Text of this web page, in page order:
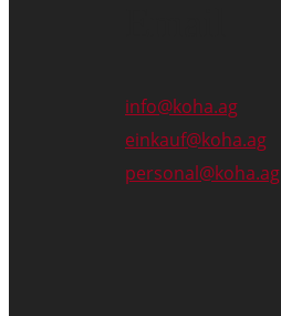
info@koha.ag
einkauf@koha.ag
personal@koha.ag